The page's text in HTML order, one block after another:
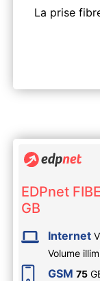
La prise
EDPnet
GB
Internet
Volume
GSM 75